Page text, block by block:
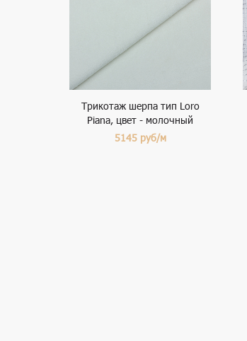
Трикотаж шерпа тип Loro
Piana, цвет - молочный
5145 руб/м